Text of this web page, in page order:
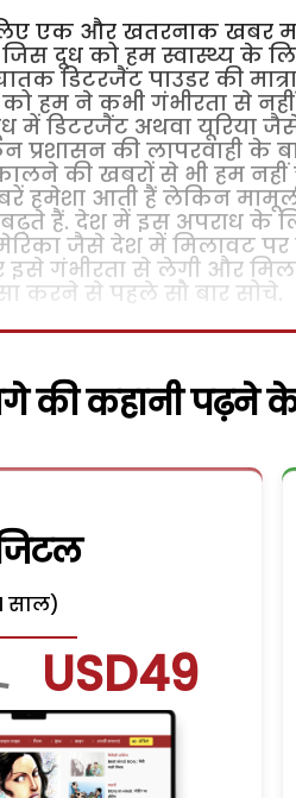
एक और खतरनाक खबर
दूध को हम स्वास्थ्य के
डिटरजैंट पाउडर की
हम ने कभी गंभीरता से
में डिटरजैंट अथवा यूरिया
प्रशासन की लापरवाही
की खबरों से भी हम
हमेशा आती हैं लेकिन मामूली
हैं. देश में इस अपराध के
जैसे देश में मिलावट पर
इसे गंभीरता से लेगी और
करने से पहले सौ बार सोचे.
की कहानी पढ़ने
साल)
USD49